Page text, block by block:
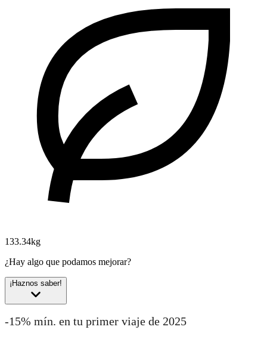
133.34kg
¿Hay algo que podamos mejorar?
¡Haznos saber!
-15% mín. en tu primer viaje de 2025